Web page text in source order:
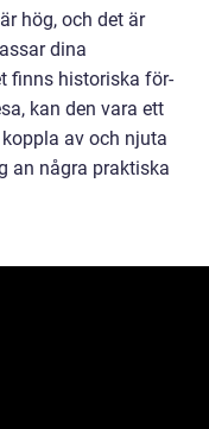
hög, och det är
dina
finns historiska för-
kan den vara ett
av och njuta
an några praktiska